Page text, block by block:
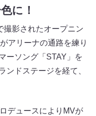
に！
撮影されたオープニン
アリーナの通路を練り
ーソング「STAY」を
ンドステージを経て、
デュースによりMVが